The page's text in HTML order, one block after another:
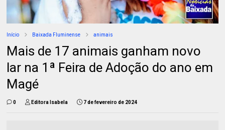
Início Baixada Fluminense animais
Mais de 17 animais ganham novo
lar na 1ª Feira de Adoção do ano em
Magé
0 Editora Isabela 7 de fevereiro de 2024